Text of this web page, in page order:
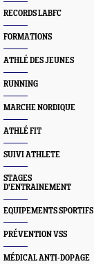
RECORDS LABFC
FORMATIONS
ATHLÉ DES JEUNES
RUNNING
MARCHE NORDIQUE
ATHLÉ FIT
SUIVI ATHLETE
STAGES
D'ENTRAINEMENT
EQUIPEMENTS SPORTIFS
PRÉVENTION VSS
MÉDICAL ANTI-DOPAGE